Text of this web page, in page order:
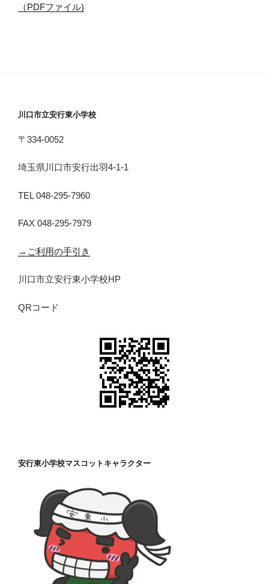
（PDFファイル)
川口市立安行東小学校
〒334-0052
埼玉県川口市安行出羽4-1-1
TEL 048-295-7960
FAX 048-295-7979
→ご利用の手引き
川口市立安行東小学校HP
QRコード
安行東小学校マスコットキャラクター